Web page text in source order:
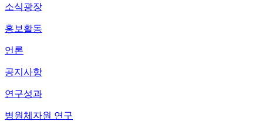
소식광장
홍보활동
언론
공지사항
연구성과
병원체자원 연구